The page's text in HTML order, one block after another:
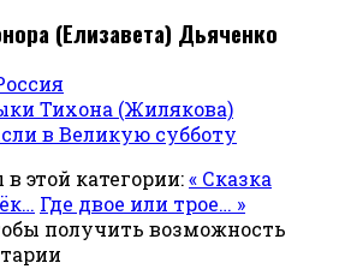
(Елизавета) Дьяченко
Тихона (Жилякова)
в Великую субботу
этой категории:« Сказка
Где двое или трое… »
получить возможность